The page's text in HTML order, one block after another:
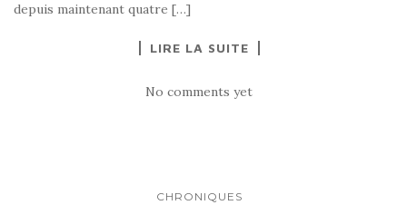
depuis maintenant quatre […]
LIRE LA SUITE
No comments yet
CHRONIQUES